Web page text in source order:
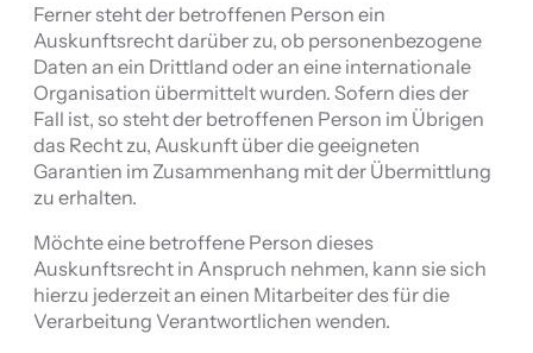
Ferner steht der betroffenen Person ein
Auskunftsrecht darüber zu, ob personenbezogene
Daten an ein Drittland oder an eine internationale
Organisation übermittelt wurden. Sofern dies der
Fall ist, so steht der betroffenen Person im Übrigen
das Recht zu, Auskunft über die geeigneten
Garantien im Zusammenhang mit der Übermittlung
zu erhalten.
Möchte eine betroffene Person dieses
Auskunftsrecht in Anspruch nehmen, kann sie sich
hierzu jederzeit an einen Mitarbeiter des für die
Verarbeitung Verantwortlichen wenden.